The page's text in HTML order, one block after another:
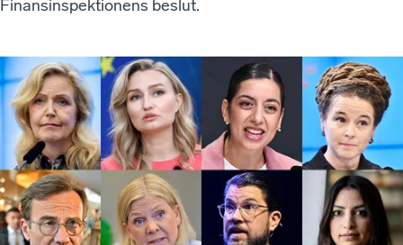
Finansinspektionens beslut.